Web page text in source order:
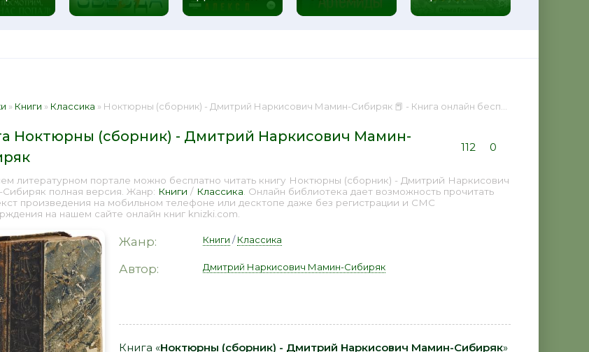
» Книги » Классика » Ноктюрны (сборник) - Дмитрий Наркисович Мамин-Сибиряк 📕 - Книга онлайн бесплатно
Ноктюрны (сборник) - Дмитрий Наркисович Мамин-
112 0
литературном портале можно бесплатно читать книгу Ноктюрны (сборник) - Дмитрий Наркисович
полная версия. Жанр: Книги / Классика . Онлайн библиотека дает возможность прочитать
произведения на мобильном телефоне или десктопе даже без регистрации и СМС
на нашем сайте онлайн книг knizki.com.
Жанр: Книги /Классика
Автор: Дмитрий Наркисович Мамин-Сибиряк
Книга «Ноктюрны (сборник) - Дмитрий Наркисович Мамин-Сибиряк»